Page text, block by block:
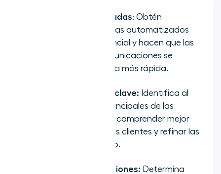
Resúmenes de llamadas: Obtén
resúmenes de llamadas automatizados
que destacan lo esencial y hacen que las
revisiones de las comunicaciones se
desarrollen de manera más rápida.
Indicador de temas clave: Identifica al
instante los temas principales de las
conversaciones para comprender mejor
las necesidades de los clientes y refinar las
respuestas del equipo.
Identificador de acciones: Determina